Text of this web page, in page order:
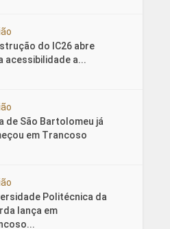
do IC26 abre
acessibilidade a...
de São Bartolomeu já
em Trancoso
Politécnica da
lança em